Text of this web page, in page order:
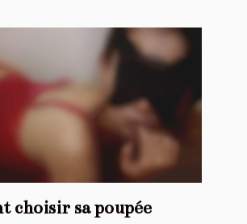
choisir sa poupée